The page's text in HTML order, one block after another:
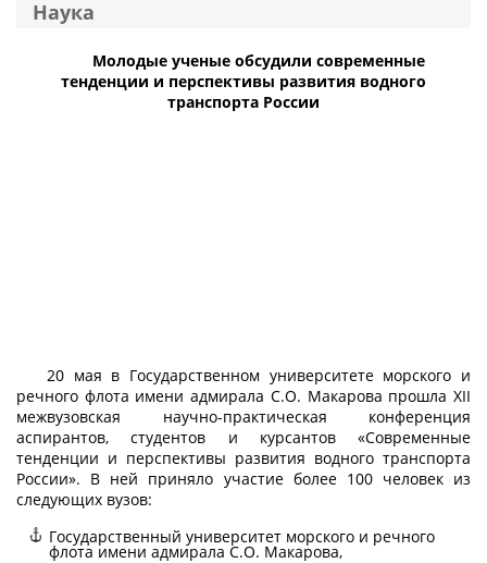
Наука
Молодые ученые обсудили современные
тенденции и перспективы развития водного
транспорта России
20 мая в Государственном университете морского и
речного флота имени адмирала С.О. Макарова прошла XII
межвузовская научно-практическая конференция
аспирантов, студентов и курсантов «Современные
тенденции и перспективы развития водного транспорта
России». В ней приняло участие более 100 человек из
следующих вузов:
Государственный университет морского и речного
флота имени адмирала С.О. Макарова,